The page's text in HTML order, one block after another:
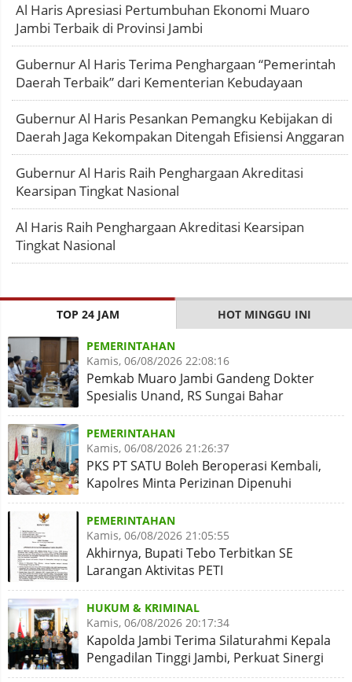
Al Haris Apresiasi Pertumbuhan Ekonomi Muaro
Jambi Terbaik di Provinsi Jambi
Gubernur Al Haris Terima Penghargaan “Pemerintah
Daerah Terbaik” dari Kementerian Kebudayaan
Gubernur Al Haris Pesankan Pemangku Kebijakan di
Daerah Jaga Kekompakan Ditengah Efisiensi Anggaran
Gubernur Al Haris Raih Penghargaan Akreditasi
Kearsipan Tingkat Nasional
Al Haris Raih Penghargaan Akreditasi Kearsipan
Tingkat Nasional
TOP 24 JAM HOT MINGGU INI
PEMERINTAHAN
Kamis, 06/08/2026 22:08:16
Pemkab Muaro Jambi Gandeng Dokter
Spesialis Unand, RS Sungai Bahar
Disiapkan Naik Kelas
PEMERINTAHAN
Kamis, 06/08/2026 21:26:37
PKS PT SATU Boleh Beroperasi Kembali,
Kapolres Minta Perizinan Dipenuhi
PEMERINTAHAN
Kamis, 06/08/2026 21:05:55
Akhirnya, Bupati Tebo Terbitkan SE
Larangan Aktivitas PETI
HUKUM & KRIMINAL
Kamis, 06/08/2026 20:17:34
Kapolda Jambi Terima Silaturahmi Kepala
Pengadilan Tinggi Jambi, Perkuat Sinergi
Antar Lembaga